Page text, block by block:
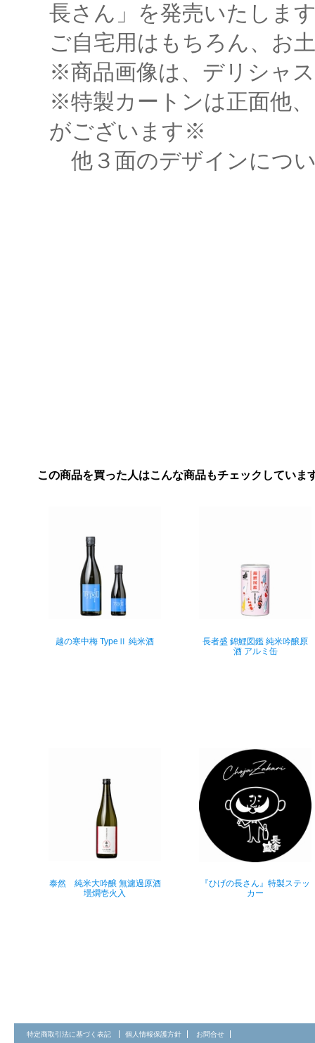
長さん」を発売いたしま
ご自宅用はもちろん、お
※商品画像は、デリシャ
※特製カートンは正面他
がございます※
他３面のデザインにつ
この商品を買った人はこんな商品もチェックしていま
越の寒中梅 TypeⅡ 純米酒
長者盛 錦鯉図鑑 純米吟醸原
酒 アルミ缶
泰然 純米大吟醸 無濾過原酒
壜燗壱火入
『ひげの長さん』特製ステッ
カー
特定商取引法に基づく表記 個人情報保護方針 お問合せ